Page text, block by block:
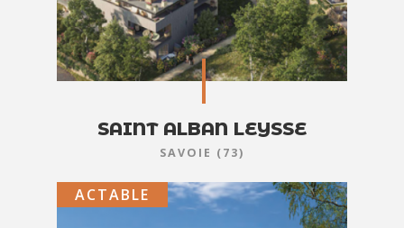
SAINT ALBAN LEYSSE
SAVOIE (73)
ACTABLE